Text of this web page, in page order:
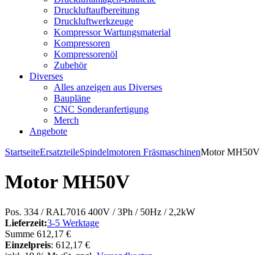
Druckluftaufbereitung
Druckluftwerkzeuge
Kompressor Wartungsmaterial
Kompressoren
Kompressorenöl
Zubehör
Diverses
Alles anzeigen aus Diverses
Baupläne
CNC Sonderanfertigung
Merch
Angebote
StartseiteErsatzteileSpindelmotoren FräsmaschinenMotor MH50V
Motor MH50V
Pos. 334 / RAL7016 400V / 3Ph / 50Hz / 2,2kW
Lieferzeit:3-5 Werktage
Summe 612,17 €
Einzelpreis: 612,17 €